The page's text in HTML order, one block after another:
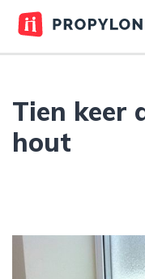
Tien keer
hout